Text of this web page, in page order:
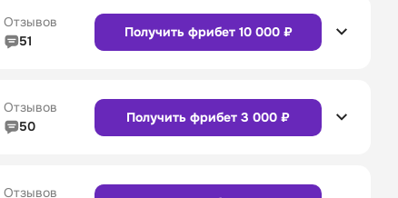
Сайт Приложение
Отзывов
51
Получить фрибет 10 000 ₽
Сайт Приложение
Отзывов
50
Получить фрибет 3 000 ₽
Отзывов